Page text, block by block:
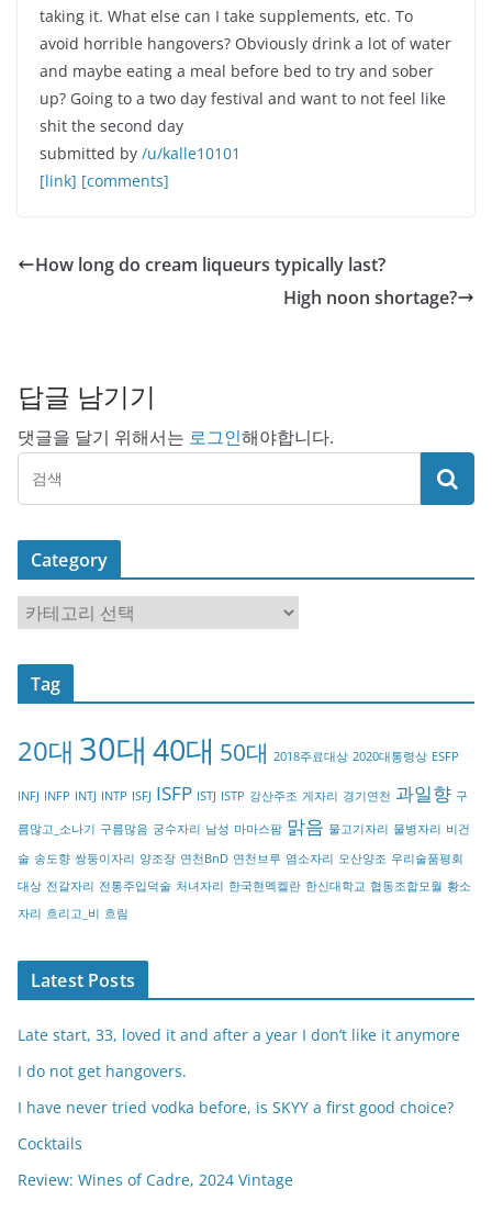
taking it. What else can I take supplements, etc. To
avoid horrible hangovers? Obviously drink a lot of water
and maybe eating a meal before bed to try and sober
up? Going to a two day festival and want to not feel like
shit the second day
submitted by /u/kalle10101
[link] [comments]
How long do cream liqueurs typically last?
High noon shortage?
답글 남기기
댓글을 달기 위해서는 로그인해야합니다.
Category
a
t
o
y
Tag
20대 30대 40대 50대 2018주료대상 2020대통령상 ESFP
INFJ INFP INTJ INTP ISFJ ISFP ISTJ ISTP 강산주조 게자리 경기연천 과일향 구
름많고_소나기 구름많음 궁수자리 남성 마마스팜 맑음 물고기자리 물병자리 비건
술 송도향 쌍둥이자리 양조장 연천BnD 연천브루 염소자리 오산양조 우리술품평회
대상 전갈자리 전통주입덕술 처녀자리 한국현멕켈란 한신대학교 협동조합모월 황소
자리 흐리고_비 흐림
Latest Posts
Late start, 33, loved it and after a year I don’t like it anymore
I do not get hangovers.
I have never tried vodka before, is SKYY a first good choice?
Cocktails
Review: Wines of Cadre, 2024 Vintage